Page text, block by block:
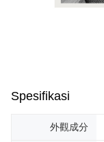
Spesifikasi
外觀成分